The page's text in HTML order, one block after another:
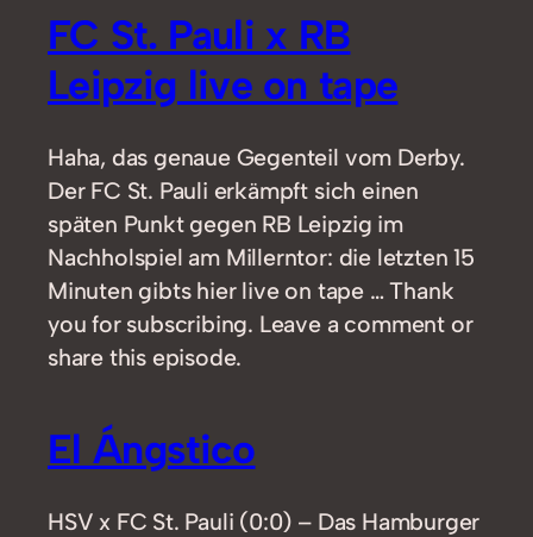
FC St. Pauli x RB
Leipzig live on tape
Haha, das genaue Gegenteil vom Derby.
Der FC St. Pauli erkämpft sich einen
späten Punkt gegen RB Leipzig im
Nachholspiel am Millerntor: die letzten 15
Minuten gibts hier live on tape … Thank
you for subscribing. Leave a comment or
share this episode.
El Ángstico
HSV x FC St. Pauli (0:0) – Das Hamburger